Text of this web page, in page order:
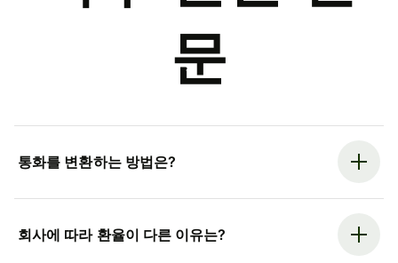
문
통화를 변환하는 방법은?
회사에 따라 환율이 다른 이유는?